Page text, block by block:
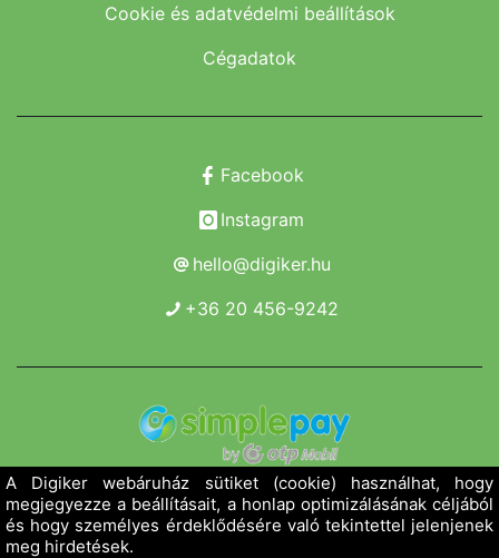
Cookie és adatvédelmi beállítások
Cégadatok
Facebook
Instagram
hello@digiker.hu
+36 20 456-9242
Copyright 2019 - 2026. Borsod Agroker Zrt.